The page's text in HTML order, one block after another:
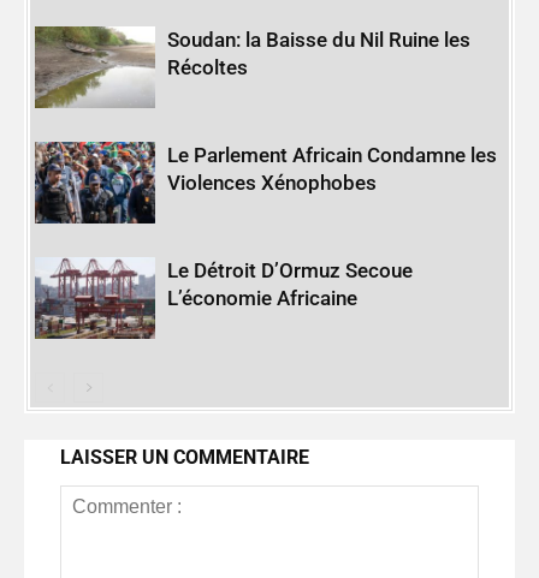
Soudan: la Baisse du Nil Ruine les
Récoltes
Le Parlement Africain Condamne les
Violences Xénophobes
Le Détroit D’Ormuz Secoue
L’économie Africaine
LAISSER UN COMMENTAIRE